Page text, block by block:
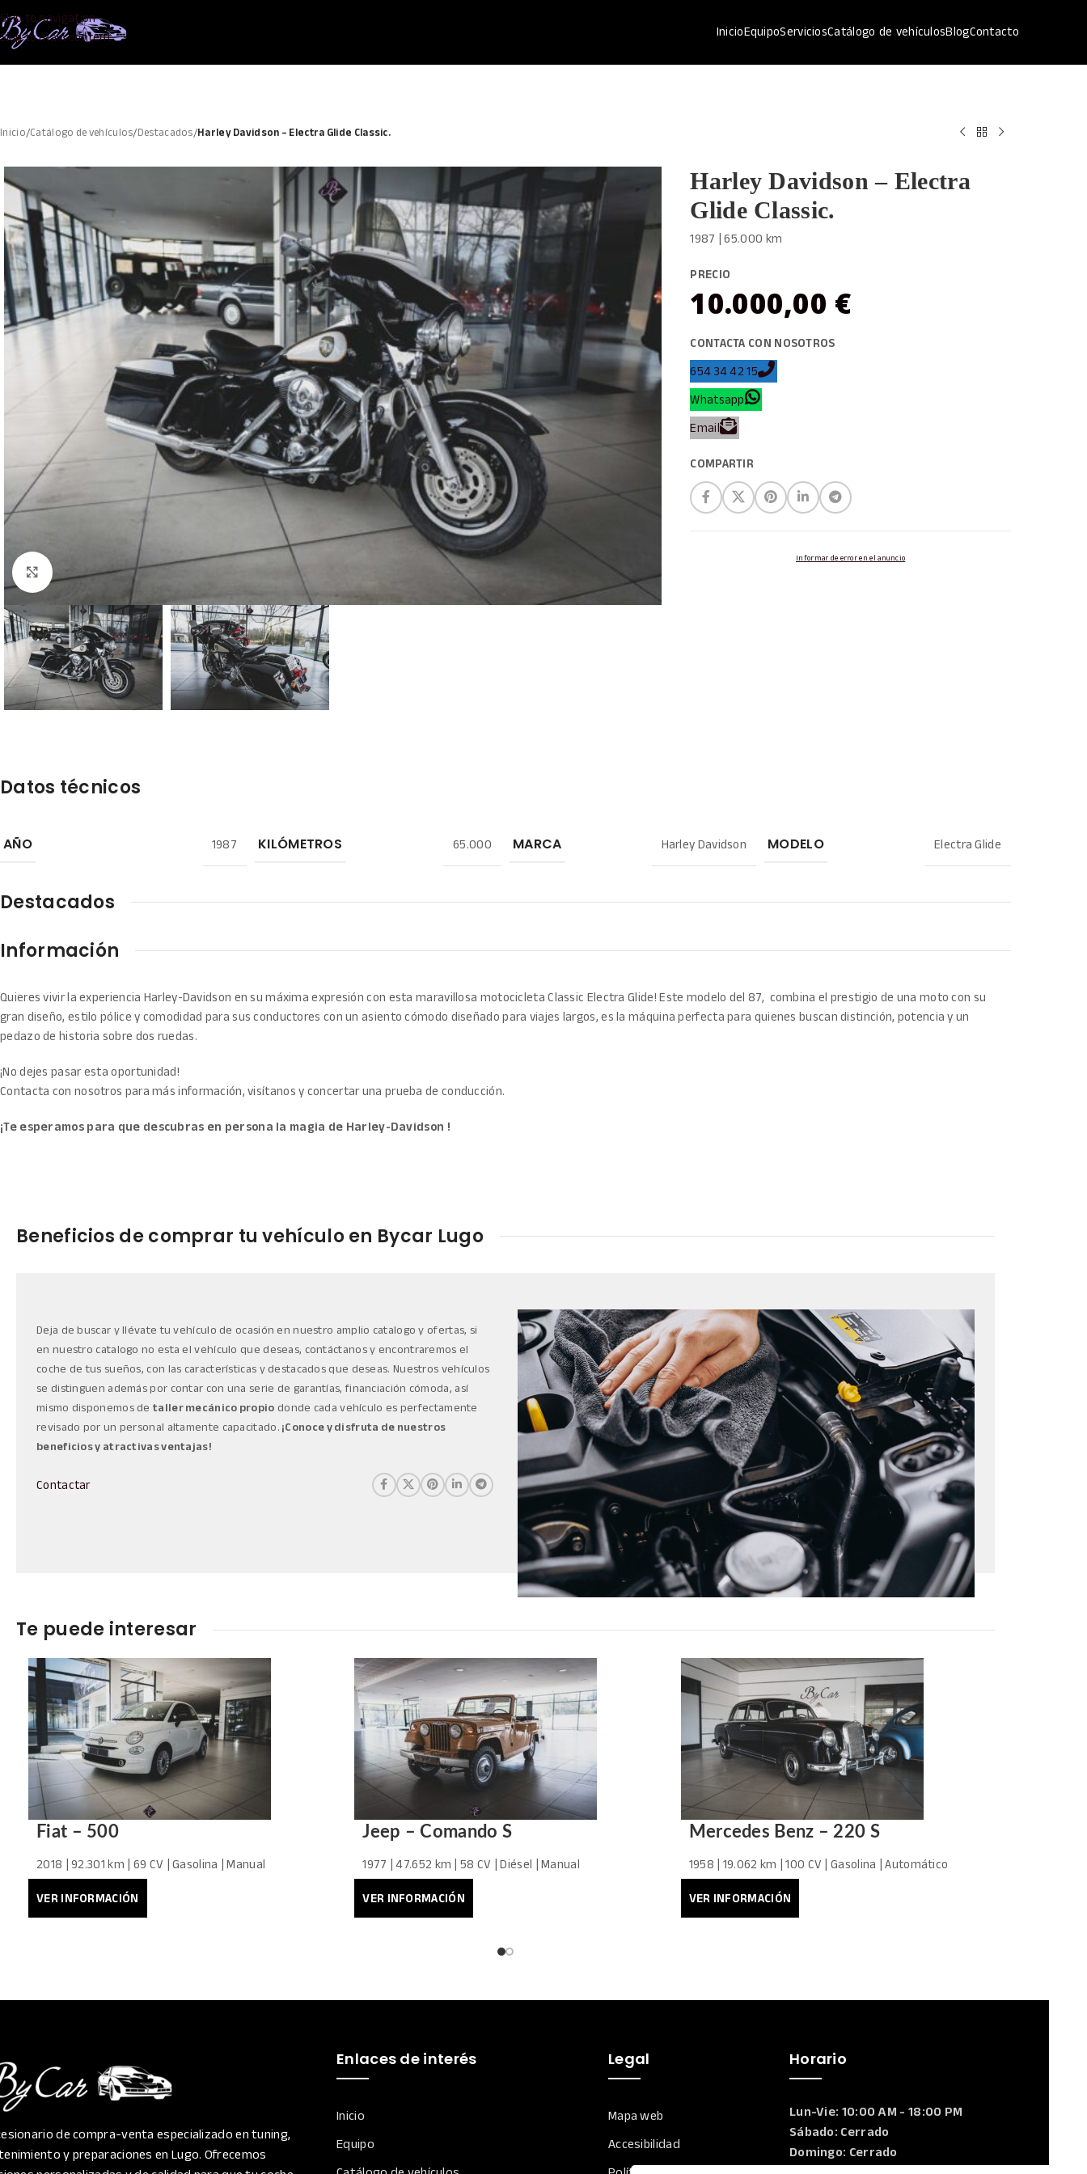
Skip to navigation
Skip to main content
InicioEquipoServiciosCatálogo de vehículosBlogContacto
Inicio/Catálogo de vehículos/Destacados/Harley Davidson – Electra Glide Classic.
Clic para ampliar
Harley Davidson – Electra
Glide Classic.
1987 | 65.000 km
PRECIO
10.000,00 €
CONTACTA CON NOSOTROS
654 34 42 15
Whatsapp
Email
COMPARTIR
Informar de error en el anuncio
Datos técnicos
AÑO 1987 KILÓMETROS 65.000 MARCA Harley Davidson MODELO Electra Glide
Destacados
Información
Quieres vivir la experiencia Harley-Davidson en su máxima expresión con esta maravillosa motocicleta Classic Electra Glide!Este modelo del 87, combina el prestigio de una moto con su
gran diseño, estilo pólice y comodidad para sus conductores con un asiento cómodo diseñado para viajes largos, es la máquina perfecta para quienes buscan distinción, potencia y un
pedazo de historia sobre dos ruedas.
¡No dejes pasar esta oportunidad!
Contacta con nosotros para más información, visítanos y concertar una prueba de conducción.
¡Te esperamos para que descubras en persona la magia de Harley-Davidson !
Beneficios de comprar tu vehículo en Bycar Lugo
Deja de buscar y llévate tu vehículo de ocasión en nuestro amplio catalogo y ofertas, si
en nuestro catalogo no esta el vehículo que deseas, contáctanos y encontraremos el
coche de tus sueños, con las características y destacados que deseas. Nuestros vehículos
se distinguen además por contar con una serie de garantías, financiación cómoda, así
mismo disponemos detaller mecánico propiodonde cada vehículo es perfectamente
revisado por un personal altamente capacitado.¡Conoce y disfruta de nuestros
beneficios y atractivas ventajas!
Contactar
Te puede interesar
Fiat – 500
2018 | 92.301 km | 69 CV | Gasolina | Manual
9.500,00€
VER INFORMACIÓN
Jeep – Comando S
1977 | 47.652 km | 58 CV | Diésel | Manual
11.500,00€
VER INFORMACIÓN
Mercedes Benz – 220 S
1958 | 19.062 km | 100 CV | Gasolina | Automático
19.500,00€
VER INFORMACIÓN
de compra-venta especializado en tuning,
y preparaciones en Lugo. Ofrecemos
Enlaces de interés
Inicio
Equipo
Legal
Mapa web
Accesibilidad
Horario
Lun-Vie: 10:00 AM - 18:00 PM
Sábado: Cerrado
Domingo: Cerrado